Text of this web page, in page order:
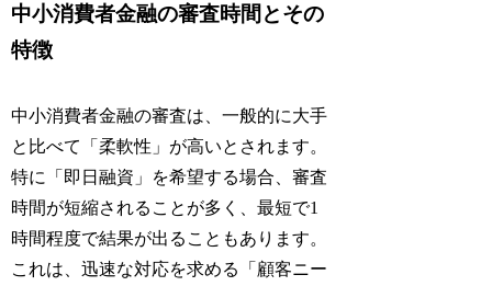
中小消費者金融の審査時間とその
特徴
中小消費者金融の審査は、一般的に大手
と比べて「柔軟性」が高いとされます。
特に「即日融資」を希望する場合、審査
時間が短縮されることが多く、最短で1
時間程度で結果が出ることもあります。
これは、迅速な対応を求める「顧客ニー